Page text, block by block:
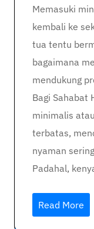
Memasuki
kembali ke
tua tentu
bagaimana
mendukung
Bagi Sahabat
minimalis
terbatas,
nyaman
Padahal,
Read More